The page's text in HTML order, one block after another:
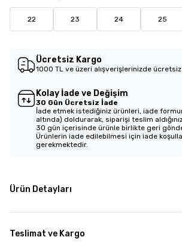
22 23 24 25
Ücretsiz Kargo
1000 TL ve üzeri alışverişlerinizde
Kolay İade ve Değişim
30 Gün Ücretsiz İade
İade etmek istediğiniz ürünleri, iade
altında) doldurarak, siparişi teslim
30 gün içerisinde ürünle birlikte geri
Ürünlerin iade edilebilmesi için iade
gerekmektedir.
Ürün Detayları
Teslimat ve Kargo